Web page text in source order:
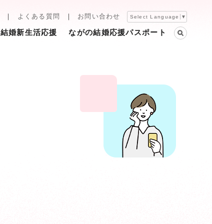
よくある質問 お問い合わせ Select Language ▼
結婚新生活応援 ながの結婚応援パスポート